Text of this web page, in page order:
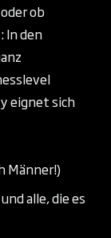
ob
In den
eignet sich
Männer!)
alle, die es